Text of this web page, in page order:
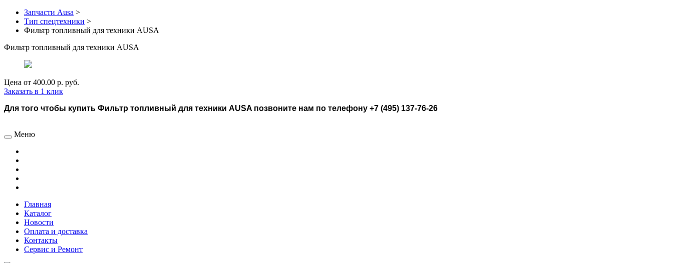
Запчасти Ausa >
Тип спецтехники >
Фильтр топливный для техники AUSA
Фильтр топливный для техники AUSA
Цена от 400.00 р. руб.
Заказать в 1 клик
Для того чтобы купить Фильтр топливный для техники AUSA позвоните нам по телефону +7 (495) 137-76-26
Меню
Главная
Каталог
Новости
Оплата и доставка
Контакты
Сервис и Ремонт